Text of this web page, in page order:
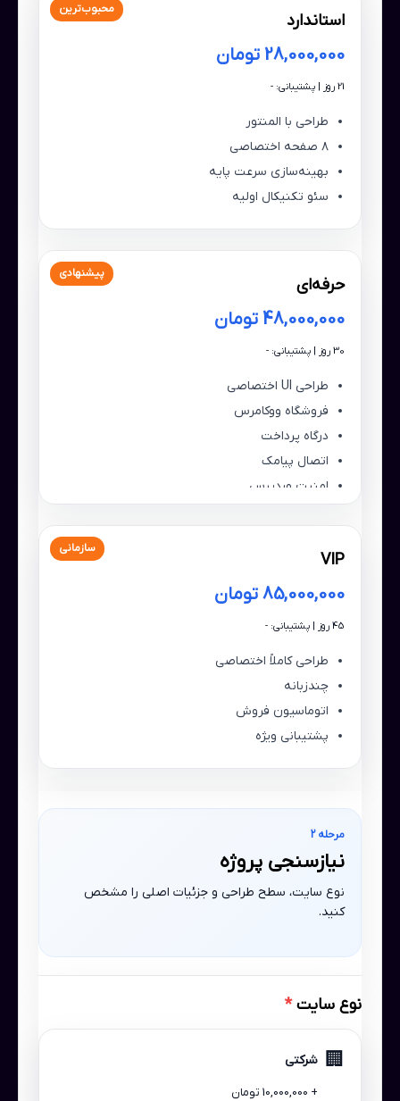
محبوب‌ترین
استاندارد
28,000,000 تومان
21 روز | پشتیبانی: -
طراحی با المنتور
۸ صفحه اختصاصی
بهینه‌سازی سرعت پایه
سئو تکنیکال اولیه
پیشنهادی
حرفه‌ای
48,000,000 تومان
30 روز | پشتیبانی: -
طراحی UI اختصاصی
فروشگاه ووکامرس
درگاه پرداخت
اتصال پیامک
امنیت وردپرس
سازمانی
VIP
85,000,000 تومان
45 روز | پشتیبانی: -
طراحی کاملاً اختصاصی
چندزبانه
اتوماسیون فروش
پشتیبانی ویژه
مرحله 2
نیازسنجی پروژه
نوع سایت، سطح طراحی و جزئیات اصلی را مشخص
کنید.
نوع سایت*
🏢 شرکتی
+ 10,000,000 تومان